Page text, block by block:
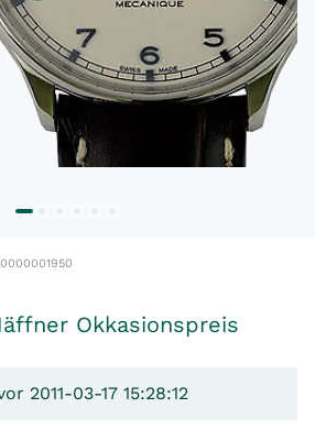
Okkasionspreis
2011-03-17 15:28:12